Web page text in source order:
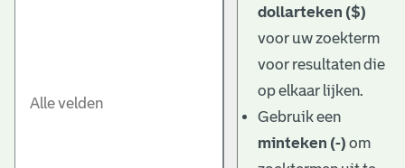
dollarteken ($)
voor uw zoekterm
voor resultaten die
op elkaar lijken.
Gebruik een
minteken (-) om